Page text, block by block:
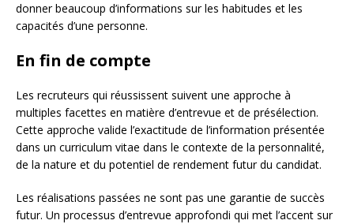
donner beaucoup d’informations sur les habitudes et les
capacités d’une personne.
En fin de compte
Les recruteurs qui réussissent suivent une approche à
multiples facettes en matière d’entrevue et de présélection.
Cette approche valide l’exactitude de l’information présentée
dans un curriculum vitae dans le contexte de la personnalité,
de la nature et du potentiel de rendement futur du candidat.
Les réalisations passées ne sont pas une garantie de succès
futur. Un processus d’entrevue approfondi qui met l’accent sur